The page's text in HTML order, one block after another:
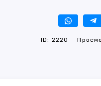
ID: 2220